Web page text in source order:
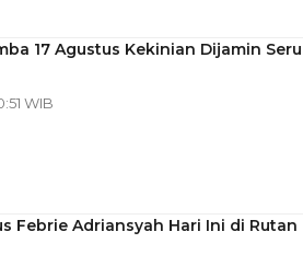
17 Agustus Kekinian Dijamin Seru
WIB
Febrie Adriansyah Hari Ini di Rutan